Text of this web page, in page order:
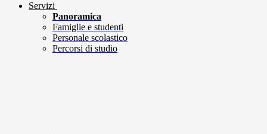
Servizi
Panoramica
Famiglie e studenti
Personale scolastico
Percorsi di studio